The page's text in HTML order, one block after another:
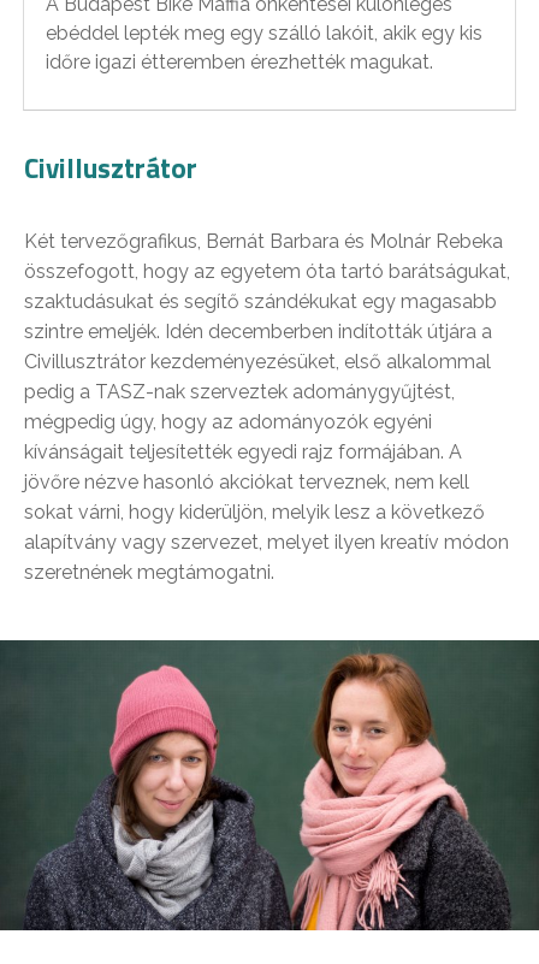
ebéddel lepték meg egy szálló lakóit, akik egy kis
időre igazi étteremben érezhették magukat.
Civillusztrátor
Két tervezőgrafikus, Bernát Barbara és Molnár Rebeka
összefogott, hogy az egyetem óta tartó barátságukat,
szaktudásukat és segítő szándékukat egy magasabb
szintre emeljék. Idén decemberben indították útjára a
Civillusztrátor kezdeményezésüket, első alkalommal
pedig a TASZ-nak szerveztek adománygyűjtést,
mégpedig úgy, hogy az adományozók egyéni
kívánságait teljesítették egyedi rajz formájában. A
jövőre nézve hasonló akciókat terveznek, nem kell
sokat várni, hogy kiderüljön, melyik lesz a következő
alapítvány vagy szervezet, melyet ilyen kreatív módon
szeretnének megtámogatni.